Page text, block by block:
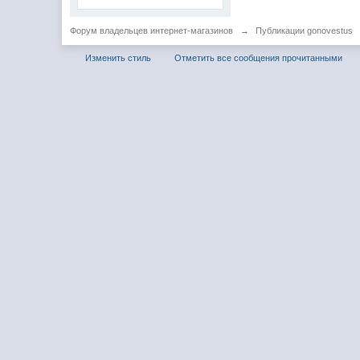
Форум владельцев интернет-магазинов → Публикации gonovestus
Изменить стиль Отметить все сообщения прочитанными